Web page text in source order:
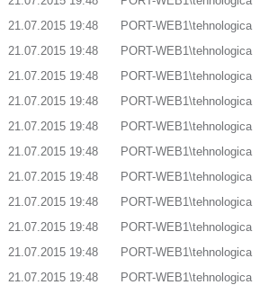
21.07.2015 19:48
PORT-WEB1\tehnologica
21.07.2015 19:48
PORT-WEB1\tehnologica
21.07.2015 19:48
PORT-WEB1\tehnologica
21.07.2015 19:48
PORT-WEB1\tehnologica
21.07.2015 19:48
PORT-WEB1\tehnologica
21.07.2015 19:48
PORT-WEB1\tehnologica
21.07.2015 19:48
PORT-WEB1\tehnologica
21.07.2015 19:48
PORT-WEB1\tehnologica
21.07.2015 19:48
PORT-WEB1\tehnologica
21.07.2015 19:48
PORT-WEB1\tehnologica
21.07.2015 19:48
PORT-WEB1\tehnologica